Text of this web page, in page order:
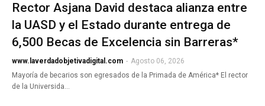
Rector Asjana David destaca alianza entre
la UASD y el Estado durante entrega de
6,500 Becas de Excelencia sin Barreras*
www.laverdadobjetivadigital.com - Agosto 06, 2026
Mayoría de becarios son egresados de la Primada de América* El rector
de la Universida…